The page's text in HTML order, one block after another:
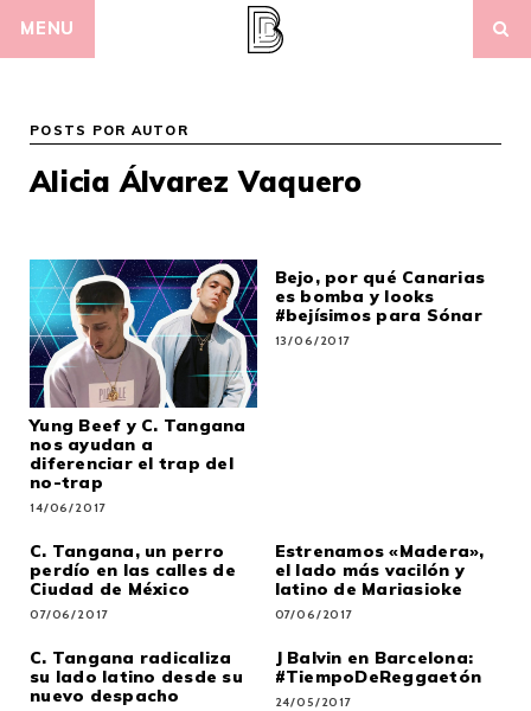
MENU
POSTS POR AUTOR
Alicia Álvarez Vaquero
Yung Beef y C. Tangana
nos ayudan a
diferenciar el trap del
no-trap
14/06/2017
Bejo, por qué Canarias
es bomba y looks
#bejísimos para Sónar
13/06/2017
C. Tangana, un perro
perdío en las calles de
Ciudad de México
07/06/2017
Estrenamos «Madera»,
el lado más vacilón y
latino de Mariasioke
07/06/2017
C. Tangana radicaliza
su lado latino desde su
nuevo despacho
J Balvin en Barcelona:
#TiempoDeReggaetón
24/05/2017